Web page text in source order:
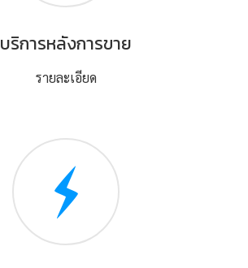
บริการหลังการขาย
รายละเอียด